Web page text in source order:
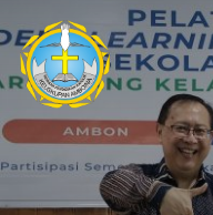
to
content